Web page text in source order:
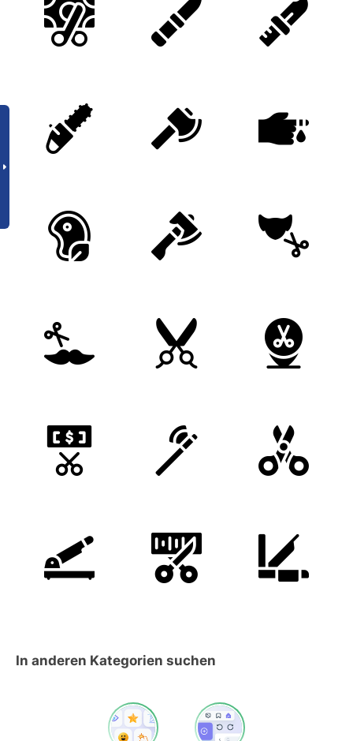
In anderen Kategorien suchen